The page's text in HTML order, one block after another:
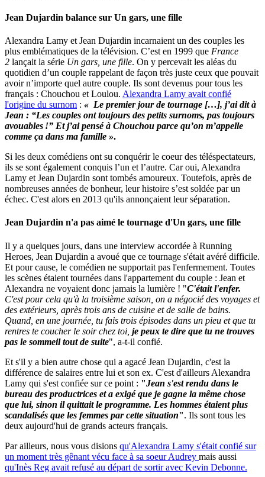
Jean Dujardin balance sur Un gars, une fille
Alexandra Lamy et Jean Dujardin incarnaient un des couples les
plus emblématiques de la télévision. C’est en 1999 que France
2 lançait la série Un gars, une fille. On y percevait les aléas du
quotidien d’un couple rappelant de façon très juste ceux que pouvait
avoir n’importe quel autre couple. Ils sont devenus pour tous les
français : Chouchou et Loulou. Alexandra Lamy avait confié
l'origine du surnom : « Le premier jour de tournage […], j’ai dit à
Jean : “Les couples ont toujours des petits surnoms, pas toujours
avouables !” Et j’ai pensé à Chouchou parce qu’on m’appelle
comme ça dans ma famille ».
Si les deux comédiens ont su conquérir le coeur des téléspectateurs,
ils se sont également conquis l’un et l’autre. Car oui, Alexandra
Lamy et Jean Dujardin sont tombés amoureux. Toutefois, après de
nombreuses années de bonheur, leur histoire s’est soldée par un
échec. C'est alors en 2013 qu'ils annonçaient leur séparation.
Jean Dujardin n'a pas aimé le tournage d'Un gars, une fille
Il y a quelques jours, dans une interview accordée à Running
Heroes, Jean Dujardin a avoué que ce tournage s'était avéré difficile.
Et pour cause, le comédien ne supportait pas l'enfermement. Toutes
les scènes étaient tournées dans l'appartement du couple : Jean et
Alexandra ne voyaient donc jamais la lumière ! "C'était l'enfer.
C'est pour cela qu'à la troisième saison, on a négocié des voyages et
des extérieurs, après trois ans de cuisine et de salle de bains.
Quand, en une journée, tu fais trois épisodes dans un pieu et que tu
rentres te coucher le soir chez toi, je peux te dire que tu ne trouves
pas le sommeil tout de suite", a-t-il confié.
Et s'il y a bien autre chose qui a agacé Jean Dujardin, c'est la
différence de salaires entre lui et son ex. C'est d'ailleurs Alexandra
Lamy qui s'est confiée sur ce point : "Jean s'est rendu dans le
bureau des productrices et a exigé que je gagne la même chose
que lui, sinon il quittait le programme. Les hommes étaient plus
scandalisés que les femmes par cette situation". Ils sont tous les
deux aujourd'hui de grands acteurs français.
Par ailleurs, nous vous disions qu'Alexandra Lamy s'était confié sur
un moment très gênant vécu face à sa soeur Audrey mais aussi
qu'Inès Reg avait refusé au départ de sortir avec Kevin Debonne.